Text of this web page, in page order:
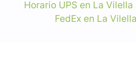
Horario UPS en La Vilella
FedEx en La